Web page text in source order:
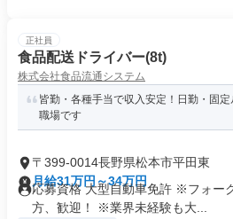
正社員
食品配送ドライバー(8t)
株式会社食品流通システム
皆勤・各種手当で収入安定！日勤・固
職場です
〒399-0014長野県松本市平田東
月給31万円～34万円
応募資格 大型自動車免許 ※フォー
方、歓迎！ ※業界未経験も大...